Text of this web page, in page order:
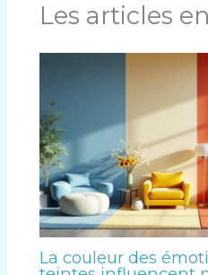
Les articles
La couleur des